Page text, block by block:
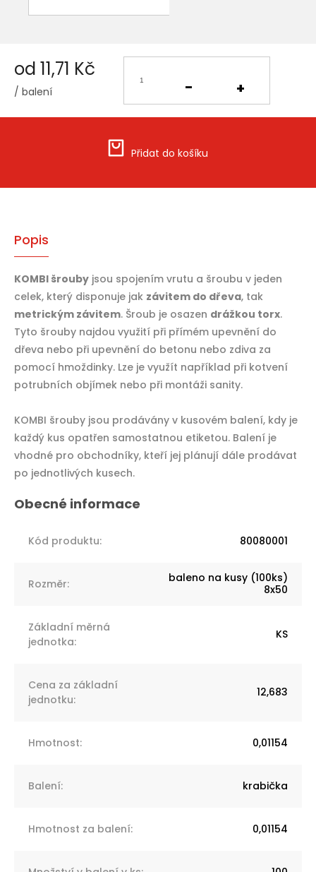
od 11,71 Kč
/ balení
cena:
Přidat do košíku
Popis
KOMBI šrouby jsou spojením vrutu a šroubu v jeden
celek, který disponuje jak závitem do dřeva, tak
metrickým závitem. Šroub je osazen drážkou torx.
Tyto šrouby najdou využití při přímém upevnění do
dřeva nebo při upevnění do betonu nebo zdiva za
pomocí hmoždinky. Lze je využít například při kotvení
potrubních objímek nebo při montáži sanity.
KOMBI šrouby jsou prodávány v kusovém balení, kdy je
každý kus opatřen samostatnou etiketou. Balení je
vhodné pro obchodníky, kteří jej plánují dále prodávat
po jednotlivých kusech.
Kód produktu: 80080001
Rozměr:
baleno na kusy (100ks)
8x50
Základní měrná
jednotka:
KS
Cena za základní
jednotku:
12,683
Hmotnost: 0,01154
Balení: krabička
Hmotnost za balení: 0,01154